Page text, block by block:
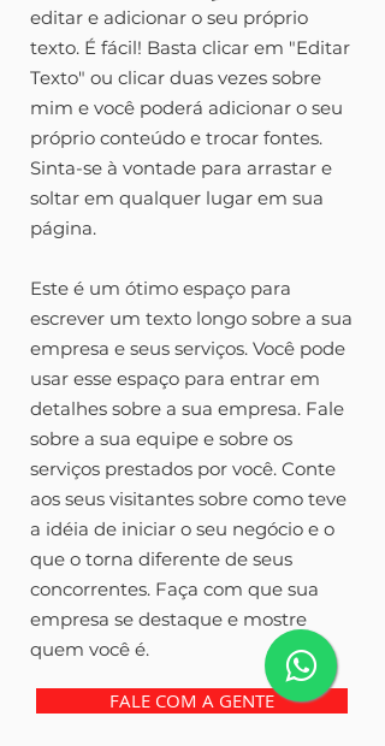
editar e adicionar o seu próprio
texto. É fácil! Basta clicar em "Editar
Texto" ou clicar duas vezes sobre
mim e você poderá adicionar o seu
próprio conteúdo e trocar fontes.
Sinta-se à vontade para arrastar e
soltar em qualquer lugar em sua
página.
Este é um ótimo espaço para
escrever um texto longo sobre a sua
empresa e seus serviços. Você pode
usar esse espaço para entrar em
detalhes sobre a sua empresa. Fale
sobre a sua equipe e sobre os
serviços prestados por você. Conte
aos seus visitantes sobre como teve
a idéia de iniciar o seu negócio e o
que o torna diferente de seus
concorrentes. Faça com que sua
empresa se destaque e mostre
quem você é.
FALE COM A GENTE